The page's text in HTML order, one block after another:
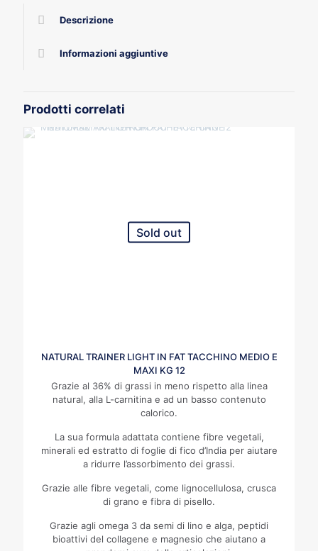
Descrizione
Informazioni aggiuntive
Prodotti correlati
Sold out
NATURAL TRAINER LIGHT IN FAT TACCHINO MEDIO E
MAXI KG 12
Grazie al 36% di grassi in meno rispetto alla linea
natural, alla L-carnitina e ad un basso contenuto
calorico.
La sua formula adattata contiene fibre vegetali,
minerali ed estratto di foglie di fico d’India per aiutare
a ridurre l’assorbimento dei grassi.
Grazie alle fibre vegetali, come lignocellulosa, crusca
di grano e fibra di pisello.
Grazie agli omega 3 da semi di lino e alga, peptidi
bioattivi del collagene e magnesio che aiutano a